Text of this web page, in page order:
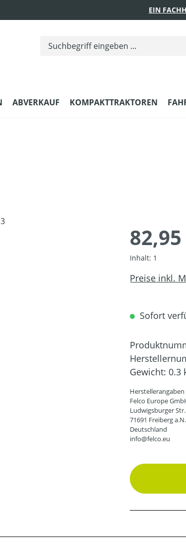
EIN
ABVERKAUF KOMPAKTTRAKTOREN
Inhalt: 1
Preise inkl.
Sofort
Gewicht: 0.3
Felco Europe
Ludwigsburger Str.
71691 Freiberg a.N.
Deutschland
info@felco.eu